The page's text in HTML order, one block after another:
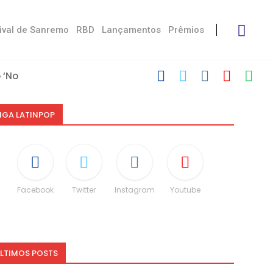
de Sanremo RBD Lançamentos Prêmios
Stress’
LATINPOP
Facebook Twitter Instagram Youtube
POSTS